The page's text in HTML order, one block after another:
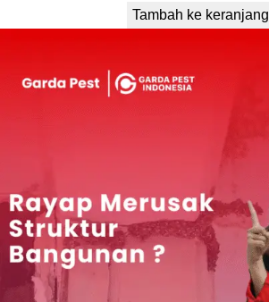
Tambah ke keranjang